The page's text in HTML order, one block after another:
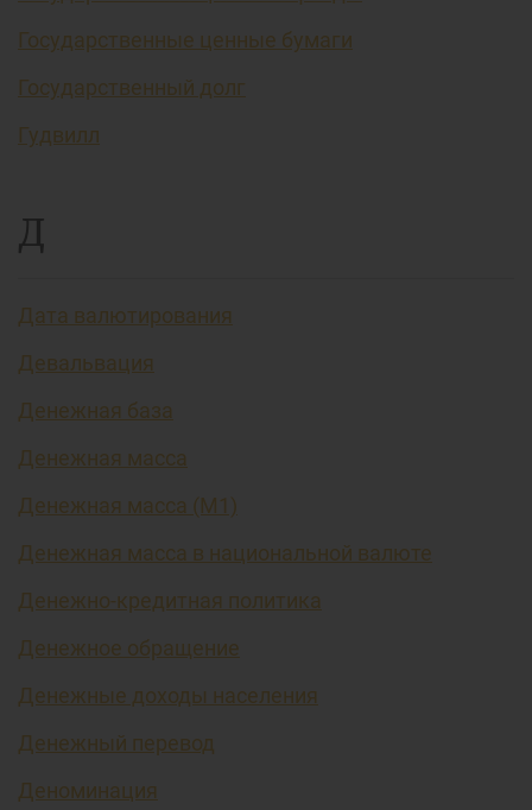
Государственные ценные бумаги
Государственный долг
Гудвилл
Д
Дата валютирования
Девальвация
Денежная база
Денежная масса
Денежная масса (М1)
Денежная масса в национальной валюте
Денежно-кредитная политика
Денежное обращение
Денежные доходы населения
Денежный перевод
Деноминация